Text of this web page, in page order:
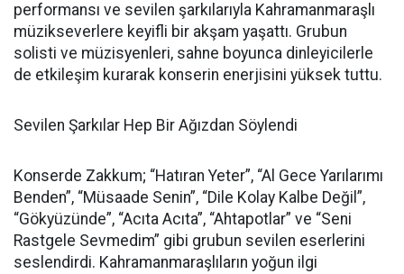
performansı ve sevilen şarkılarıyla Kahramanmaraşlı
müzikseverlere keyifli bir akşam yaşattı. Grubun
solisti ve müzisyenleri, sahne boyunca dinleyicilerle
de etkileşim kurarak konserin enerjisini yüksek tuttu.
Sevilen Şarkılar Hep Bir Ağızdan Söylendi
Konserde Zakkum; “Hatıran Yeter”, “Al Gece Yarılarımı
Benden”, “Müsaade Senin”, “Dile Kolay Kalbe Değil”,
“Gökyüzünde”, “Acıta Acıta”, “Ahtapotlar” ve “Seni
Rastgele Sevmedim” gibi grubun sevilen eserlerini
seslendirdi. Kahramanmaraşlıların yoğun ilgi